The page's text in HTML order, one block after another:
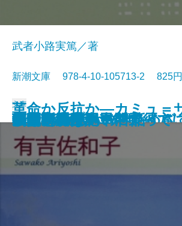
けものたちは故郷をめざ
エロ事師たち
恋愛論
藤十郎の恋・恩讐の彼方
華岡青洲の妻
地下室の手記
一千一秒物語
人斬り以蔵
革命か反抗か―カミュ＝
論争―
人生論・愛について
武者小路実篤／著
新潮文庫 978-4-10-105713-2 825
文庫
私は忘れない
夢判断〔上〕
夢判断〔下〕
金色夜叉
ペスト
李陵・山月記
マクベス
機械・春は馬車に乗って
刺青・秘密
シーシュポスの神話